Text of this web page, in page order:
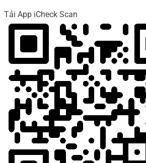
Tải App iCheck Scan